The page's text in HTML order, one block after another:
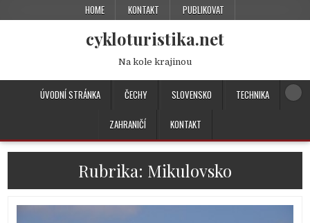
HOME KONTAKT PUBLIKOVAT
cykloturistika.net
Na kole krajinou
ÚVODNÍ STRÁNKA ČECHY SLOVENSKO TECHNIKA
ZAHRANIČÍ KONTAKT
Rubrika: Mikulovsko